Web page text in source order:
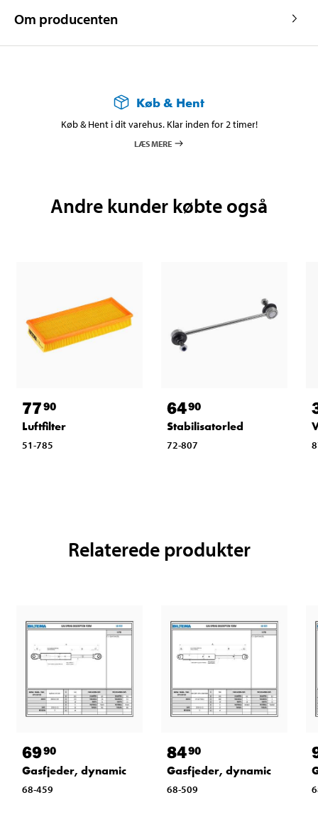
Om producenten
Køb & Hent
Køb & Hent i dit varehus. Klar inden for 2 timer!
LÆS MERE
Andre kunder købte også
7790
Luftfilter
51-785
6490
Stabilisatorled
72-807
Relaterede produkter
6990
Gasfjeder, dynamic
68-459
8490
Gasfjeder, dynamic
68-509